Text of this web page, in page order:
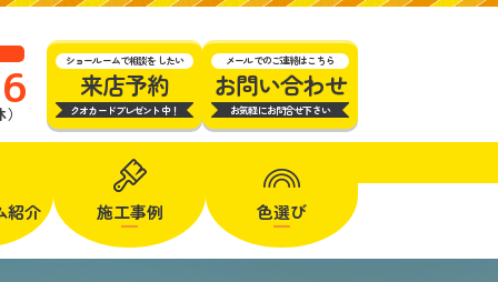
ショールームで相談をしたい
来店予約
クオカードプレゼント中！
メールでのご連絡はこちら
お問い合わせ
お気軽にお問合せ下さい
紹介 施工事例 色選び